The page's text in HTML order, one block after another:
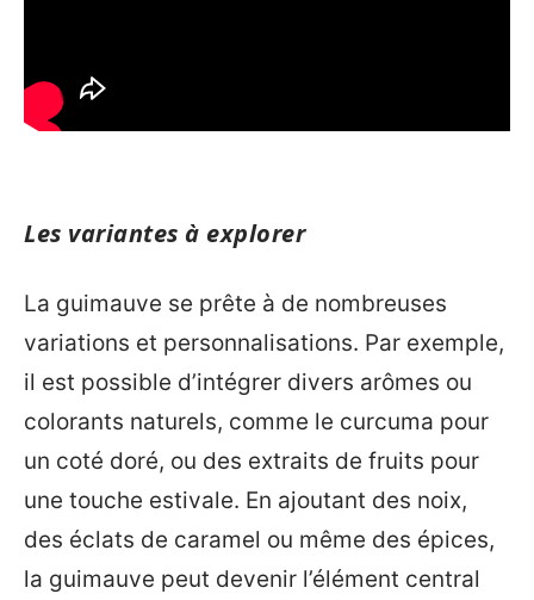
Les variantes à explorer
La guimauve se prête à de nombreuses
variations et personnalisations. Par exemple,
il est possible d’intégrer divers arômes ou
colorants naturels, comme le curcuma pour
un coté doré, ou des extraits de fruits pour
une touche estivale. En ajoutant des noix,
des éclats de caramel ou même des épices,
la guimauve peut devenir l’élément central